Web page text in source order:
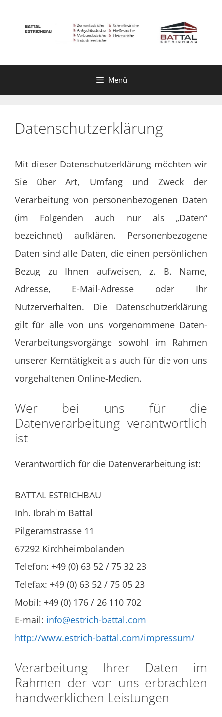
Menü
Datenschutzerklärung
Mit dieser Datenschutzerklärung möchten wir
Sie über Art, Umfang und Zweck der
Verarbeitung von personenbezogenen Daten
(im Folgenden auch nur als „Daten“
bezeichnet) aufklären. Personenbezogene
Daten sind alle Daten, die einen persönlichen
Bezug zu Ihnen aufweisen, z. B. Name,
Adresse, E-Mail-Adresse oder Ihr
Nutzerverhalten. Die Datenschutzerklärung
gilt für alle von uns vorgenommene Daten-
Verarbeitungsvorgänge sowohl im Rahmen
unserer Kerntätigkeit als auch für die von uns
vorgehaltenen Online-Medien.
Wer bei uns für die
Datenverarbeitung verantwortlich
ist
Verantwortlich für die Datenverarbeitung ist:
BATTAL ESTRICHBAU
Inh. Ibrahim Battal
Pilgeramstrasse 11
67292 Kirchheimbolanden
Telefon: +49 (0) 63 52 / 75 32 23
Telefax: +49 (0) 63 52 / 75 05 23
Mobil: +49 (0) 176 / 26 110 702
E-mail: info@estrich-battal.com
http://www.estrich-battal.com/impressum/
Verarbeitung Ihrer Daten im
Rahmen der von uns erbrachten
handwerklichen Leistungen